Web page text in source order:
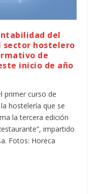
del
sector hostelero
de
inicio de año
primer curso de
hostelería que se
la tercera edición
impartido
Fotos: Horeca